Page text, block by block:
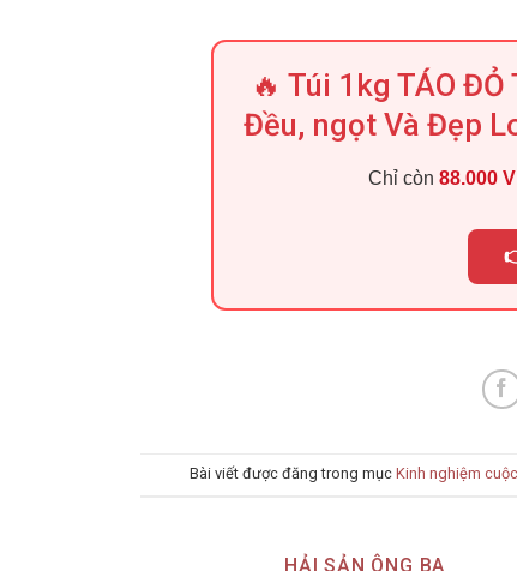
🔥 Túi 1kg TÁO ĐỎ
Đều, ngọt Và Đẹp
Chỉ còn88.000
Bài viết được đăng trong mục Kinh nghiệm
HẢI SẢN ÔNG BA